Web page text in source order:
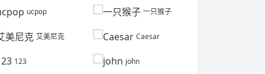
ucpop 一只猴子
艾美尼克 Caesar
123 john